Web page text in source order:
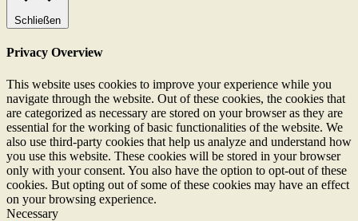
Schließen
Privacy Overview
This website uses cookies to improve your experience while you
navigate through the website. Out of these cookies, the cookies that
are categorized as necessary are stored on your browser as they are
essential for the working of basic functionalities of the website. We
also use third-party cookies that help us analyze and understand how
you use this website. These cookies will be stored in your browser
only with your consent. You also have the option to opt-out of these
cookies. But opting out of some of these cookies may have an effect
on your browsing experience.
Necessary